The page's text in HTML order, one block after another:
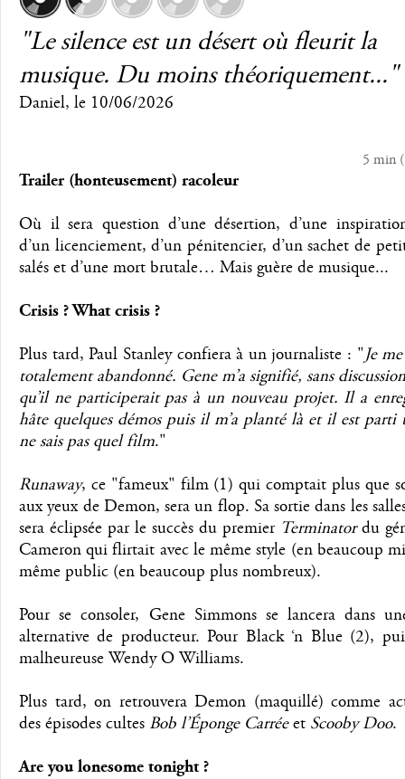
"Le silence est un désert où fleurit la
musique. Du moins théoriquement..."
Daniel, le 10/06/2026
5 min(
Trailer (honteusement) racoleur
Où il sera question d’une désertion, d’une
d’un licenciement, d’un pénitencier, d’un sachet de
salés et d’une mort brutale… Mais guère de musique...
Crisis ? What crisis ?
Plus tard, Paul Stanley confiera à un journaliste : "Je
totalement abandonné. Gene m’a signifié, sans
qu’il ne participerait pas à un nouveau projet. Il a
hâte quelques démos puis il m’a planté là et il est parti
ne sais pas quel film."
Runaway, ce "fameux" film (1) qui comptait plus que
aux yeux de Demon, sera un flop. Sa sortie dans les
sera éclipsée par le succès du premier Terminatordu
Cameron qui flirtait avec le même style (en beaucoup
même public (en beaucoup plus nombreux).
Pour se consoler, Gene Simmons se lancera dans
alternative de producteur. Pour Black ‘n Blue (2),
malheureuse Wendy O Williams.
Plus tard, on retrouvera Demon (maquillé) comme
des épisodes cultes Bob l’Éponge Carréeet Scooby Doo.
Are you lonesome tonight ?